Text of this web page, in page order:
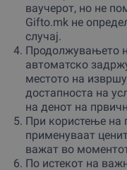
ваучерот, но не
Gifto.mk не
случај.
Продолжувањето
автоматско
местото на
достапноста на
на денот на
При користење на
применуваат
важат во
По истекот на